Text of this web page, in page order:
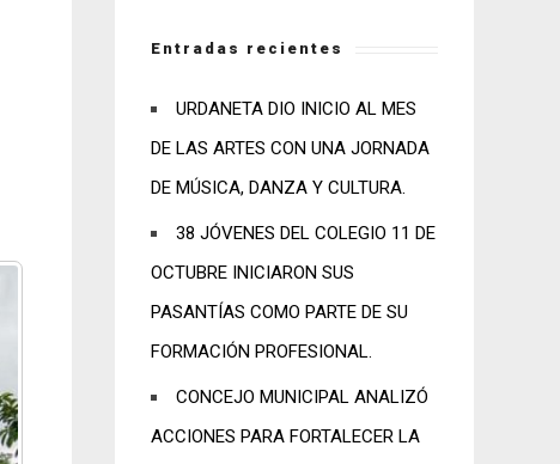
Entradas recientes
URDANETA DIO INICIO AL MES
DE LAS ARTES CON UNA JORNADA
DE MÚSICA, DANZA Y CULTURA.
38 JÓVENES DEL COLEGIO 11 DE
OCTUBRE INICIARON SUS
PASANTÍAS COMO PARTE DE SU
FORMACIÓN PROFESIONAL.
CONCEJO MUNICIPAL ANALIZÓ
ACCIONES PARA FORTALECER LA